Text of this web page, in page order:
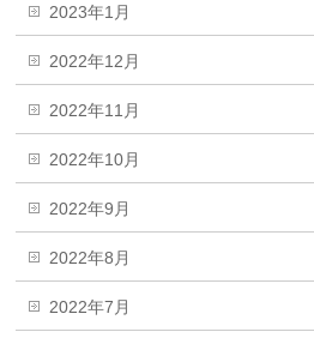
2023年1月
2022年12月
2022年11月
2022年10月
2022年9月
2022年8月
2022年7月